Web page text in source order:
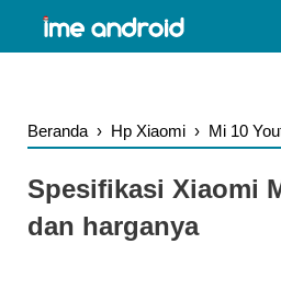
Beranda › Hp Xiaomi › Mi 10
Spesifikasi Xiaomi
dan harganya